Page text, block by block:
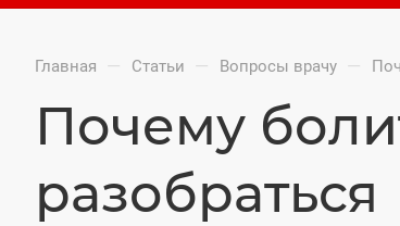
Главная — Статьи — Вопросы врачу —
Почему
разобраться